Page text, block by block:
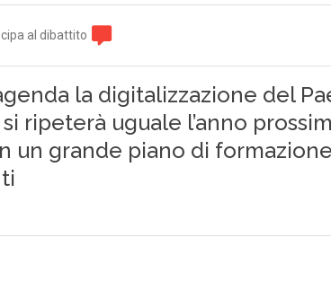
al dibattito
la digitalizzazione del
ripeterà uguale l’anno
un grande piano di